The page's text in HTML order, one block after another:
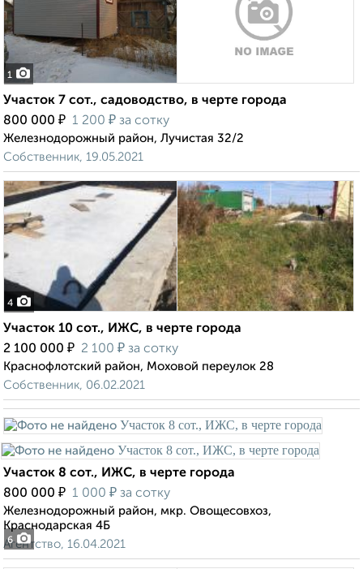
1
Участок 7 сот., садоводство, в черте города
800 000 ₽ 1 200 ₽ за сотку
Железнодорожный район, Лучистая 32/2
Собственник, 19.05.2021
4
Участок 10 сот., ИЖС, в черте города
2 100 000 ₽ 2 100 ₽ за сотку
Краснофлотский район, Моховой переулок 28
Собственник, 06.02.2021
6
Участок 8 сот., ИЖС, в черте города
800 000 ₽ 1 000 ₽ за сотку
Железнодорожный район, мкр. Овощесовхоз,
Краснодарская 4Б
Агентство, 16.04.2021